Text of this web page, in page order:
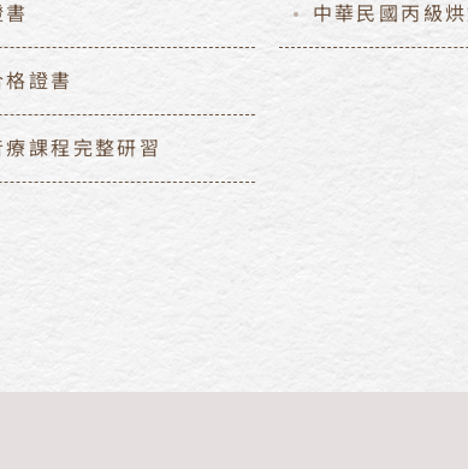
證書
課程完整研習
中華民國丙級